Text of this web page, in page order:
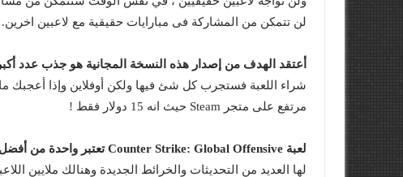
لن تتمكن من المشاركة فى مبارايات حقيقية مع لاعبين اخرين.
أعتقد الهدف من إصدار هذه النسخة المجانية هو جذب عدد
شراء اللعبة فستجرب كل شئ فيها ولكن أوفلاين وإذا
مرتفع على متجر Steam حيث انه 15 دولار فقط !
لعبة Counter Strike: Global Offensive تعتبر واحدة من أفضل الألعاب الاونلاين المتوفرة على الحاسب الشخصي
لها العديد من التحديثات والخرائط الجديدة وهنالك ملايين